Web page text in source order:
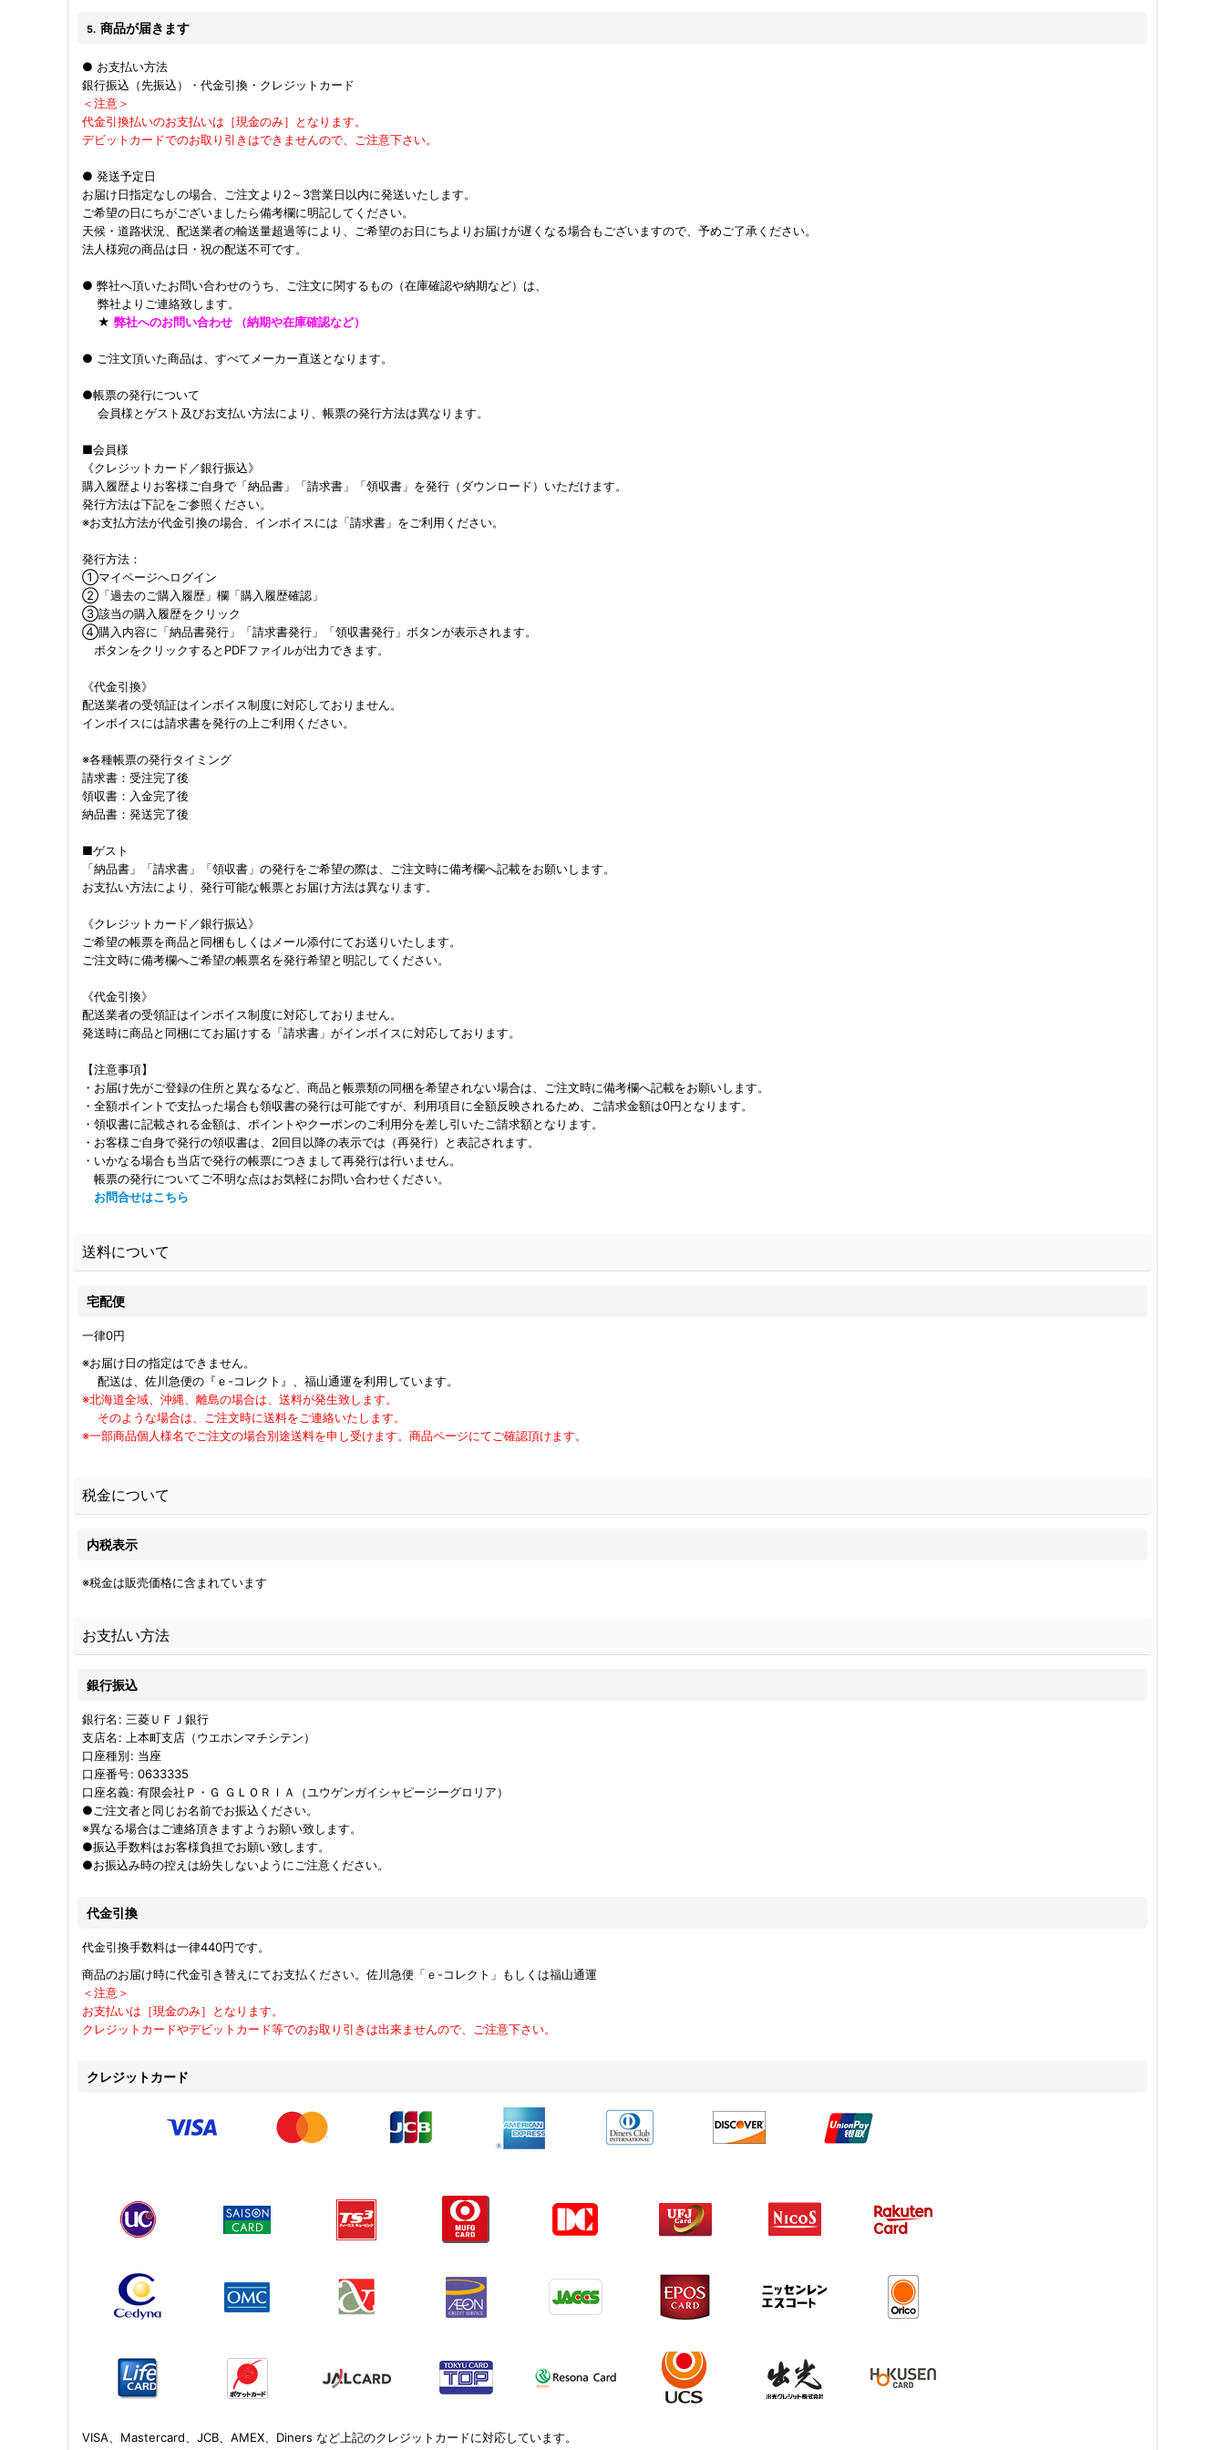
5. 商品が届きます
● お支払い方法
銀行振込（先振込）・代金引換・クレジットカード
＜注意＞
代金引換払いのお支払いは［現金のみ］となります。
デビットカードでのお取り引きはできませんので、ご注意下さい。
● 発送予定日
お届け日指定なしの場合、ご注文より2～3営業日以内に発送いたします。
ご希望の日にちがございましたら備考欄に明記してください。
天候・道路状況、配送業者の輸送量超過等により、ご希望のお日にちよりお届けが遅くなる場合もございますので、予めご了承ください。
法人様宛の商品は日・祝の配送不可です。
● 弊社へ頂いたお問い合わせのうち、ご注文に関するもの（在庫確認や納期など）は、
弊社よりご連絡致します。
★ 弊社へのお問い合わせ （納期や在庫確認など）
● ご注文頂いた商品は、すべてメーカー直送となります。
●帳票の発行について
会員様とゲスト及びお支払い方法により、帳票の発行方法は異なります。
■会員様
《クレジットカード／銀行振込》
購入履歴よりお客様ご自身で「納品書」「請求書」「領収書」を発行（ダウンロード）いただけます。
発行方法は下記をご参照ください。
※お支払方法が代金引換の場合、インボイスには「請求書」をご利用ください。
発行方法：
①マイページへログイン
②「過去のご購入履歴」欄「購入履歴確認」
③該当の購入履歴をクリック
④購入内容に「納品書発行」「請求書発行」「領収書発行」ボタンが表示されます。
ボタンをクリックするとPDFファイルが出力できます。
《代金引換》
配送業者の受領証はインボイス制度に対応しておりません。
インボイスには請求書を発行の上ご利用ください。
※各種帳票の発行タイミング
請求書：受注完了後
領収書：入金完了後
納品書：発送完了後
■ゲスト
「納品書」「請求書」「領収書」の発行をご希望の際は、ご注文時に備考欄へ記載をお願いします。
お支払い方法により、発行可能な帳票とお届け方法は異なります。
《クレジットカード／銀行振込》
ご希望の帳票を商品と同梱もしくはメール添付にてお送りいたします。
ご注文時に備考欄へご希望の帳票名を発行希望と明記してください。
《代金引換》
配送業者の受領証はインボイス制度に対応しておりません。
発送時に商品と同梱にてお届けする「請求書」がインボイスに対応しております。
【注意事項】
・お届け先がご登録の住所と異なるなど、商品と帳票類の同梱を希望されない場合は、ご注文時に備考欄へ記載をお願いします。
・全額ポイントで支払った場合も領収書の発行は可能ですが、利用項目に全額反映されるため、ご請求金額は0円となります。
・領収書に記載される金額は、ポイントやクーポンのご利用分を差し引いたご請求額となります。
・お客様ご自身で発行の領収書は、2回目以降の表示では（再発行）と表記されます。
・いかなる場合も当店で発行の帳票につきまして再発行は行いません。
帳票の発行についてご不明な点はお気軽にお問い合わせください。
お問合せはこちら
送料について
宅配便
一律0円
※お届け日の指定はできません。
配送は、佐川急便の『ｅ-コレクト』、福山通運を利用しています。
※北海道全域、沖縄、離島の場合は、送料が発生致します。
そのような場合は、ご注文時に送料をご連絡いたします。
※一部商品個人様名でご注文の場合別途送料を申し受けます。商品ページにてご確認頂けます。
税金について
内税表示
※税金は販売価格に含まれています
お支払い方法
銀行振込
銀行名 : 三菱ＵＦＪ銀行
支店名 :
上本町支店（ウエホンマチシテン）
口座種別: 当座
口座番号: 0633335
口座名義: 有限会社Ｐ・Ｇ ＧＬＯＲＩＡ（ユウゲンガイシャピージーグロリア）
●ご注文者と同じお名前でお振込ください。
※異なる場合はご連絡頂きますようお願い致します。
●振込手数料はお客様負担でお願い致します。
●お振込み時の控えは紛失しないようにご注意ください。
代金引換
代金引換手数料は一律440円です。
商品のお届け時に代金引き替えにてお支払ください。佐川急便「ｅ-コレクト」もしくは福山通運
＜注意＞
お支払いは［現金のみ］となります。
クレジットカードやデビットカード等でのお取り引きは出来ませんので、ご注意下さい。
クレジットカード
VISA、Mastercard、JCB、AMEX、Diners など上記のクレジットカードに対応しています。